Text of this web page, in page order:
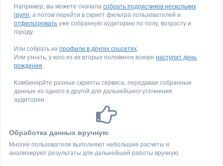
Например, вы можете сначала собрать подписчиков нескольких
групп, а потом перейти в скрипт фильтра пользователей и
отфильтровать уже собранную аудиторию по полу, возрасту и
городу.
Или собрать их профили в других соцсетях.
Или узнать, у кого из их вторых половинок вскоре наступит день
рождения.
Комбинирйте разные скрипты сервиса, передавая собранные
данные из одного в другой для дальнейшего уточнения
аудитории.
Обработка данных вручную
Многие пользователи выполняют небольшие расчёты и
анализируют результаты для дальнейшей работы вручную.